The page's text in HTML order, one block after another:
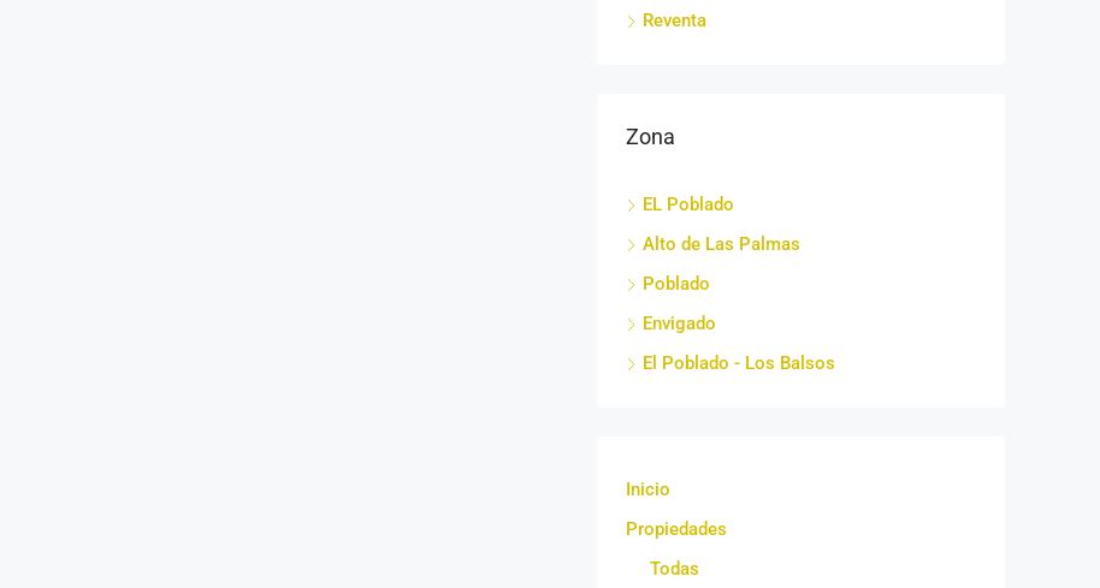
Reventa
Zona
EL Poblado
Alto de Las Palmas
Poblado
Envigado
El Poblado - Los Balsos
Inicio
Propiedades
Todas